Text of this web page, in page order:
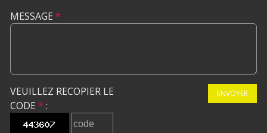
MESSAGE *
VEUILLEZ RECOPIER LE
CODE * :
ENVOYER